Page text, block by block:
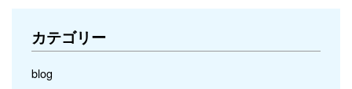
カテゴリー
blog